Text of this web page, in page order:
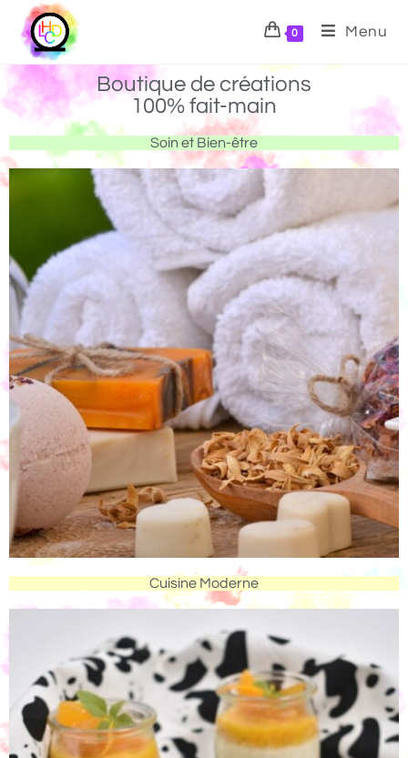
0 Menu
Boutique de créations
100% fait-main
Soin et Bien-être
Cuisine Moderne